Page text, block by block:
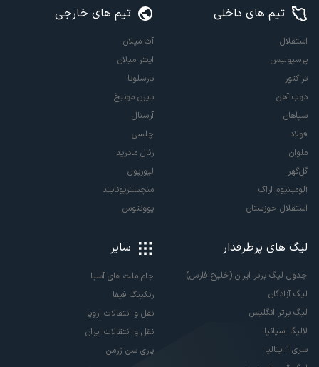
تیم های داخلی
استقلال
پرسپولیس
تراکتور
ذوب آهن
سپاهان
فولاد
ملوان
گل‌گهر
آلومینیوم اراک
استقلال خوزستان
تیم های خارجی
آث میلان
اینتر میلان
بارسلونا
بایرن مونیخ
آرسنال
چلسی
رئال مادرید
لیورپول
منچستریونایتد
یوونتوس
لیگ های پرطرفدار
جدول لیگ برتر ایران (خلیج فارس)
لیگ آزادگان
لیگ برتر انگلیس
لالیگا اسپانیا
سری آ ایتالیا
سایر
جام ملت های آسیا
رنکینگ فیفا
نقل و انتقالات اروپا
نقل و انتقالات ایران
پاری سن ژرمن